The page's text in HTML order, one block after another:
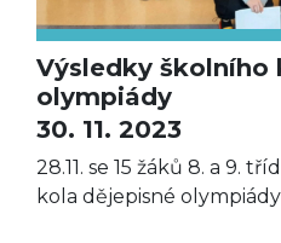
Výsledky školního
olympiády
30. 11. 2023
28.11. se 15 žáků 8. a 9.
kola dějepisné